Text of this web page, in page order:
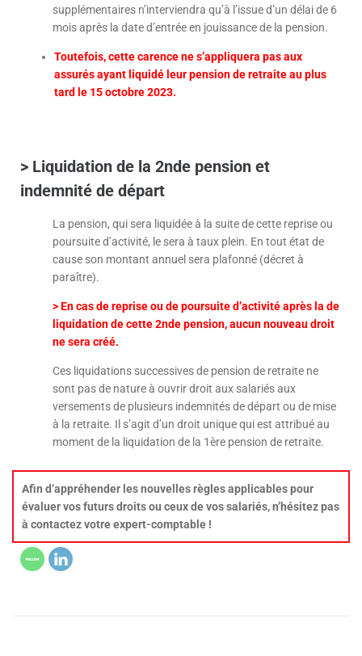
supplémentaires n’interviendra qu’à l’issue d’un délai de 6
mois après la date d’entrée en jouissance de la pension.
Toutefois, cette carence ne s’appliquera pas aux
assurés ayant liquidé leur pension de retraite au plus
tard le 15 octobre 2023.
> Liquidation de la 2nde pension et
indemnité de départ
La pension, qui sera liquidée à la suite de cette reprise ou
poursuite d’activité, le sera à taux plein. En tout état de
cause son montant annuel sera plafonné (décret à
paraître).
> En cas de reprise ou de poursuite d’activité après la de
liquidation de cette 2nde pension, aucun nouveau droit
ne sera créé.
Ces liquidations successives de pension de retraite ne
sont pas de nature à ouvrir droit aux salariés aux
versements de plusieurs indemnités de départ ou de mise
à la retraite. Il s’agit d’un droit unique qui est attribué au
moment de la liquidation de la 1ère pension de retraite.
Afin d’appréhender les nouvelles règles applicables pour
évaluer vos futurs droits ou ceux de vos salariés, n’hésitez pas
à contactez votre expert-comptable !